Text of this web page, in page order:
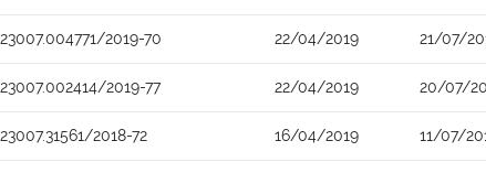
23007.004771/2019-70 22/04/2019 21/07/
23007.002414/2019-77 22/04/2019 20/07/
23007.31561/2018-72 16/04/2019 11/07/